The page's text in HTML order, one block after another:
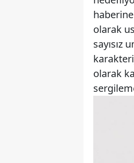
olarak
sayısız
olarak